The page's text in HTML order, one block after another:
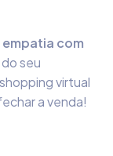
empatia com
seu
virtual
a venda!